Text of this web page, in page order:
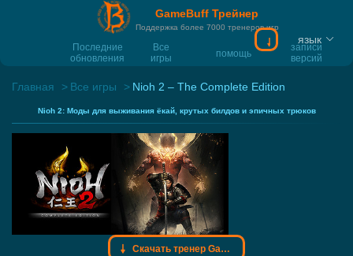
GameBuff Трейнер
Поддержка более 7000 тренеров игр
Последние
обновления
Все
игры
помощь
записи
версий
Скачать
язык
Главная Все игры Nioh 2 – The Complete Edition
Nioh 2: Моды для выживания ёкай, крутых билдов и эпичных трюков
Скачать тренер Gamebuff